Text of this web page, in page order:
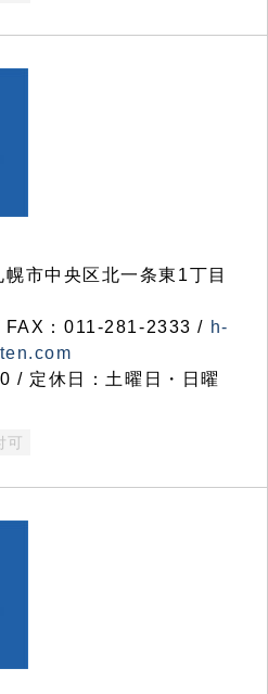
市中央区北一条東1丁目
：011-281-2333 / h-
/ 定休日：土曜日・日曜
可